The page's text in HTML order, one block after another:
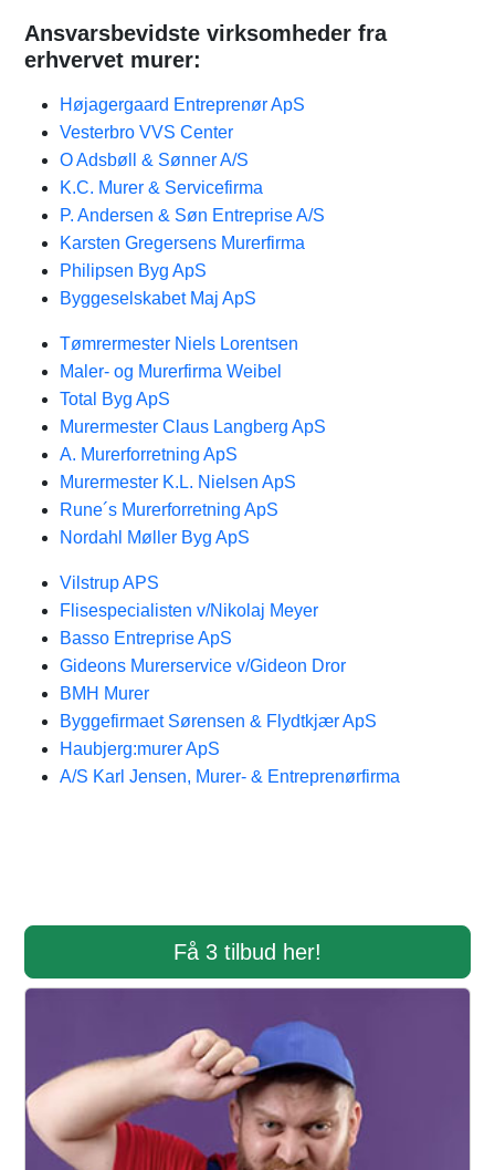
Ansvarsbevidste virksomheder fra
erhvervet murer:
Højagergaard Entreprenør ApS
Vesterbro VVS Center
O Adsbøll & Sønner A/S
K.C. Murer & Servicefirma
P. Andersen & Søn Entreprise A/S
Karsten Gregersens Murerfirma
Philipsen Byg ApS
Byggeselskabet Maj ApS
Tømrermester Niels Lorentsen
Maler- og Murerfirma Weibel
Total Byg ApS
Murermester Claus Langberg ApS
A. Murerforretning ApS
Murermester K.L. Nielsen ApS
Rune´s Murerforretning ApS
Nordahl Møller Byg ApS
Vilstrup APS
Flisespecialisten v/Nikolaj Meyer
Basso Entreprise ApS
Gideons Murerservice v/Gideon Dror
BMH Murer
Byggefirmaet Sørensen & Flydtkjær ApS
Haubjerg:murer ApS
A/S Karl Jensen, Murer- & Entreprenørfirma
Få 3 tilbud her!